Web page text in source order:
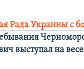
Рада Украины с
выступал на